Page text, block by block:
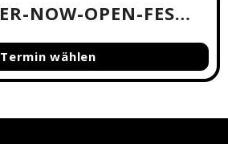
BEER-NOW-OPEN-FESTIVAL 2026
Termin wählen